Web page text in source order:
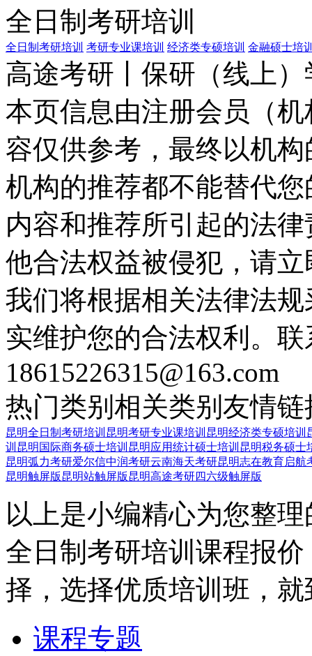
全日制考研培训
全日制考研培训 考研专业课培训 经济类专硕培训 金融硕士培
高途考研丨保研（线上
本页信息由注册会员（
容仅供参考，最终以机
机构的推荐都不能替代
内容和推荐所引起的法
他合法权益被侵犯，请
我们将根据相关法律法
实维护您的合法权利。
18615226315@163.com
热门类别 相关类别 友情链
昆明全日制考研培训 昆明考研专业课培训 昆明经济类专硕培训
训 昆明国际商务硕士培训 昆明应用统计硕士培训 昆明税务硕士
昆明弧力考研爱尔信中润考研云南海天考研昆明志在教育启航
昆明触屏版昆明站触屏版昆明高途考研四六级触屏版
以上是小编精心为您整
全日制考研培训课程报
择，选择优质培训班，
课程专题